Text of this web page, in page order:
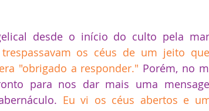
desde o início do culto pela
os céus de um jeito
"obrigado a responder." Porém, no
para nos dar mais uma
Eu vi os céus abertos e